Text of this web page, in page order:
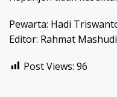
Pewarta: Hadi
Editor: Rahmat Mashudi
Post Views: 96